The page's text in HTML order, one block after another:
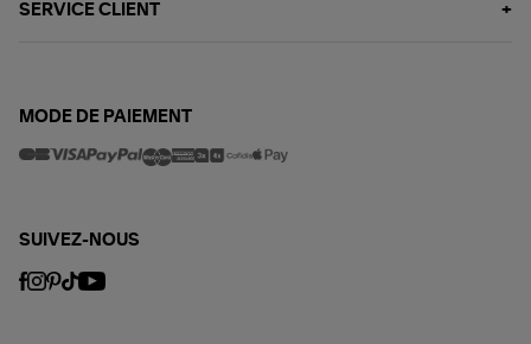
SERVICE CLIENT
MODE DE PAIEMENT
SUIVEZ-NOUS